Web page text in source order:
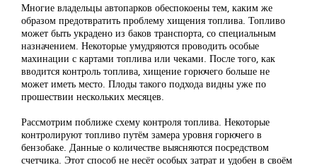
Многие владельцы автопарков обеспокоены тем, каким же
образом предотвратить проблему хищения топлива. Топливо
может быть украдено из баков транспорта, со специальным
назначением. Некоторые умудряются проводить особые
махинации с картами топлива или чеками. После того, как
вводится контроль топлива, хищение горючего больше не
может иметь место. Плоды такого подхода видны уже по
прошествии нескольких месяцев.
Рассмотрим поближе схему контроля топлива. Некоторые
контролируют топливо путём замера уровня горючего в
бензобаке. Данные о количестве выясняются посредством
счетчика. Этот способ не несёт особых затрат и удобен в своём